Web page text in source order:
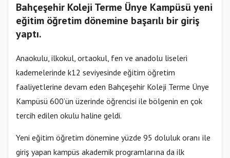
Bahçeşehir Koleji Terme Ünye Kampüsü yeni
eğitim öğretim dönemine başarılı bir giriş
yaptı.
Anaokulu, ilkokul, ortaokul, fen ve anadolu liseleri
kademelerinde k12 seviyesinde eğitim öğretim
faaliyetlerine devam eden Bahçeşehir Koleji Terme Ünye
Kampüsü 600’ün üzerinde öğrencisi ile bölgenin en çok
tercih edilen okulu haline geldi.
Yeni eğitim öğretim dönemine yüzde 95 doluluk oranı ile
giriş yapan kampüs akademik programlarına da ilk